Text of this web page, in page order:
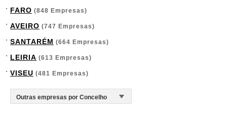
FARO (848 Empresas)
AVEIRO (747 Empresas)
SANTARÉM (664 Empresas)
LEIRIA (613 Empresas)
VISEU (481 Empresas)